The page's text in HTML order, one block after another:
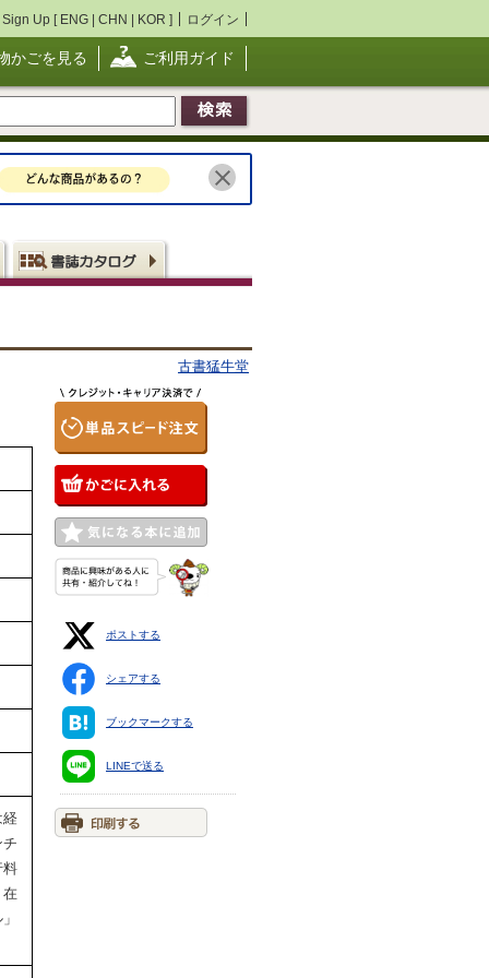
Sign Up [ ENG | CHN | KOR ] ログイン
かごを見る ご利用ガイド
古書猛牛堂
料
在
ポストする
シェアする
ブックマークする
LINEで送る